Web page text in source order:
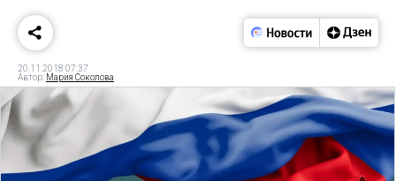
20.11.2018 07:37
Автор: Мария Соколова